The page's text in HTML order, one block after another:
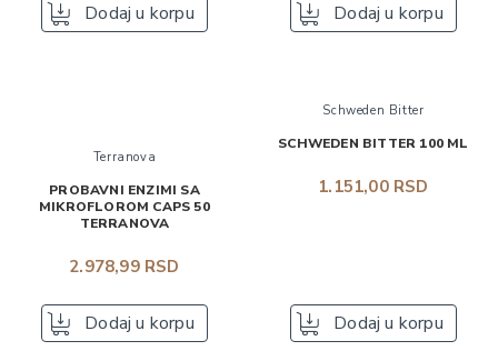
Dodaj u korpu Dodaj u korpu
Terranova
PROBAVNI ENZIMI SA
MIKROFLOROM CAPS 50
TERRANOVA
2.978,99 RSD
Dodaj u korpu
Schweden Bitter
SCHWEDEN BITTER 100 ML
1.151,00 RSD
Dodaj u korpu